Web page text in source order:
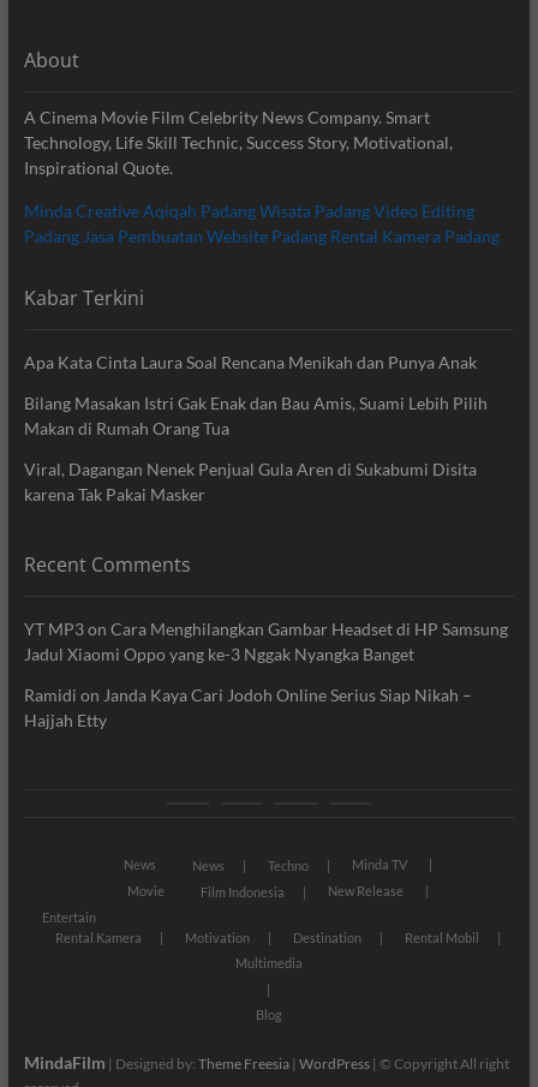
About
A Cinema Movie Film Celebrity News Company. Smart
Technology, Life Skill Technic, Success Story, Motivational,
Inspirational Quote.
Minda CreativeAqiqah PadangWisata PadangVideo Editing
Padang Jasa Pembuatan Website Padang Rental Kamera Padang
Kabar Terkini
Apa Kata Cinta Laura Soal Rencana Menikah dan Punya Anak
Bilang Masakan Istri Gak Enak dan Bau Amis, Suami Lebih Pilih
Makan di Rumah Orang Tua
Viral, Dagangan Nenek Penjual Gula Aren di Sukabumi Disita
karena Tak Pakai Masker
Recent Comments
YT MP3on Cara Menghilangkan Gambar Headset di HP Samsung
Jadul Xiaomi Oppo yang ke-3 Nggak Nyangka Banget
Ramidi on Janda Kaya Cari Jodoh Online Serius Siap Nikah –
Hajjah Etty
News News Techno
Minda TV
Movie
Film Indonesia
New Release
Entertain
Rental Kamera
Motivation Destination
Rental Mobil
Multimedia
Blog
MindaFilm | Designed by: Theme Freesia| WordPress| © Copyright All right